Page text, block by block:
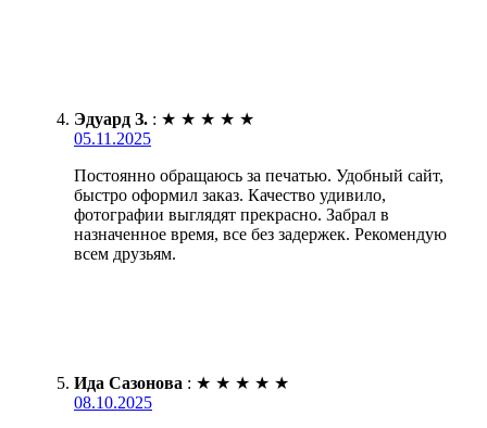
Эдуард З. : ★ ★ ★ ★ ★
05.11.2025
Постоянно обращаюсь за печатью. Удобный сайт,
быстро оформил заказ. Качество удивило,
фотографии выглядят прекрасно. Забрал в
назначенное время, все без задержек. Рекомендую
всем друзьям.
Ида Сазонова : ★ ★ ★ ★ ★
08.10.2025